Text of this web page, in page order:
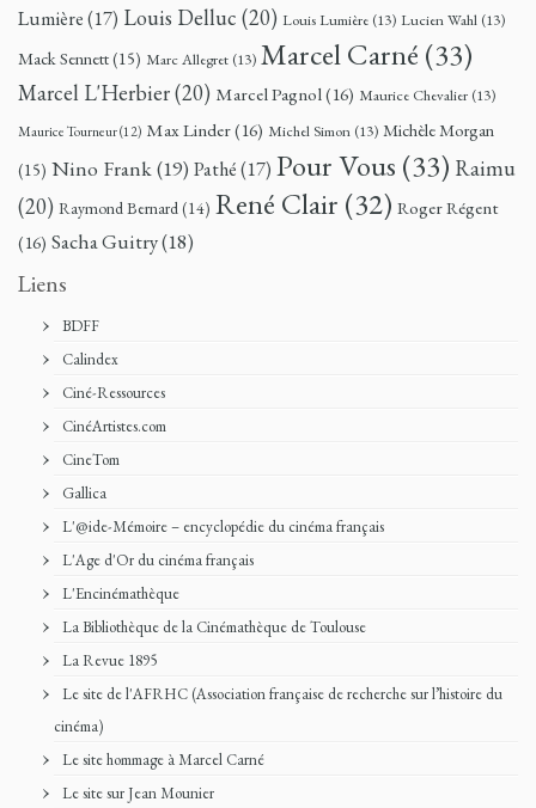
Lumière(17) Louis Delluc (20) Louis Lumière (13) Lucien Wahl (13)
Mack Sennett(15) Marc Allegret (13) Marcel Carné (33)
Marcel L'Herbier(20) Marcel Pagnol(16) Maurice Chevalier (13)
Maurice Tourneur(12) Max Linder(16) Michel Simon (13) Michèle Morgan
(15) Nino Frank(19) Pathé(17) Pour Vous (33) Raimu
(20) Raymond Bernard(14) René Clair (32) Roger Régent
(16) Sacha Guitry(18)
Liens
BDFF
Calindex
Ciné-Ressources
CinéArtistes.com
CineTom
Gallica
L'@ide-Mémoire – encyclopédie du cinéma français
L'Age d'Or du cinéma français
L'Encinémathèque
La Bibliothèque de la Cinémathèque de Toulouse
La Revue 1895
Le site de l'AFRHC (Association française de recherche sur l’histoire du
cinéma)
Le site hommage à Marcel Carné
Le site sur Jean Mounier